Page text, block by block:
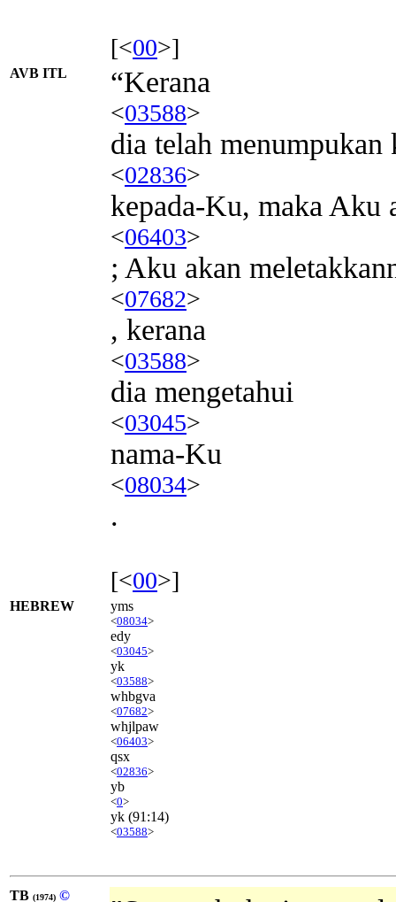
[<00>]
AVB ITL “Kerana
<03588>
dia telah menumpukan
<02836>
kepada-Ku, maka Aku
<06403>
; Aku akan
<07682>
, kerana
<03588>
dia mengetahui
<03045>
nama-Ku
<08034>
.
[<00>]
HEBREW yms
<08034>
edy
<03045>
yk
<03588>
whbgva
<07682>
whjlpaw
<06403>
qsx
<02836>
yb
<0>
yk (91:14)
<03588>
TB (1974) ©